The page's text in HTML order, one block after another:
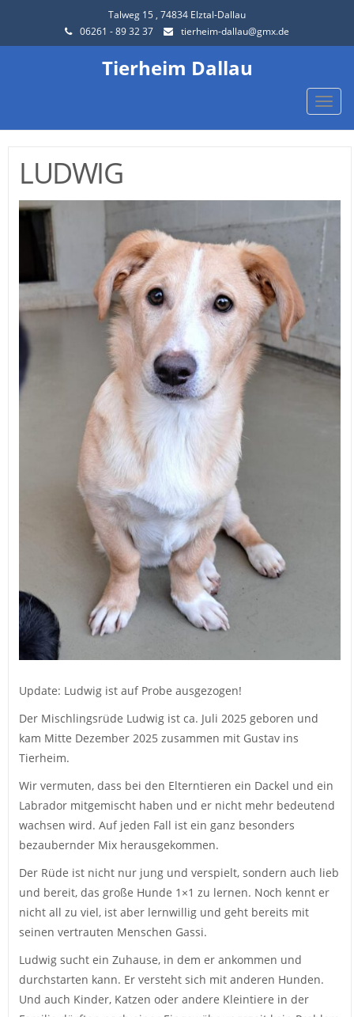
Talweg 15 , 74834 Elztal-Dallau
06261 - 89 32 37
tierheim-dallau@gmx.de
Tierheim Dallau
Toggle
LUDWIG
Update: Ludwig ist auf Probe ausgezogen!
Der Mischlingsrüde Ludwig ist ca. Juli 2025 geboren und
kam Mitte Dezember 2025 zusammen mit Gustav ins
Tierheim.
Wir vermuten, dass bei den Elterntieren ein Dackel und ein
Labrador mitgemischt haben und er nicht mehr bedeutend
wachsen wird. Auf jeden Fall ist ein ganz besonders
bezaubernder Mix herausgekommen.
Der Rüde ist nicht nur jung und verspielt, sondern auch lieb
und bereit, das große Hunde 1×1 zu lernen. Noch kennt er
nicht all zu viel, ist aber lernwillig und geht bereits mit
seinen vertrauten Menschen Gassi.
Ludwig sucht ein Zuhause, in dem er ankommen und
durchstarten kann. Er versteht sich mit anderen Hunden.
Und auch Kinder, Katzen oder andere Kleintiere in der